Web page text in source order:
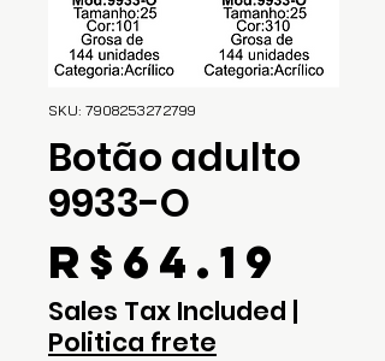
SKU: 7908253272799
Botão adulto
9933-O
R$64.19
Sales Tax Included |
Politica frete